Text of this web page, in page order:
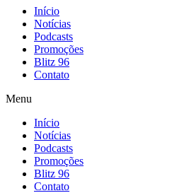
Início
Notícias
Podcasts
Promoções
Blitz 96
Contato
Menu
Início
Notícias
Podcasts
Promoções
Blitz 96
Contato